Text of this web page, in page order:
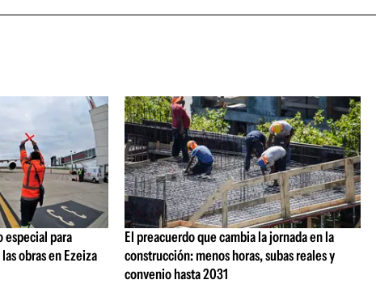
para
obras en Ezeiza
El preacuerdo que cambia la jornada en la
construcción: menos horas, subas reales y
convenio hasta 2031